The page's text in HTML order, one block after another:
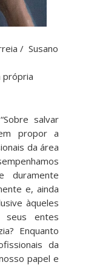
/ Susano
própria
salvar
propor a
da área
duramente
e, ainda
àqueles
entes
Enquanto
da
papel e